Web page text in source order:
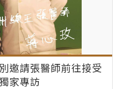
邀請張醫師前往接受
家專訪